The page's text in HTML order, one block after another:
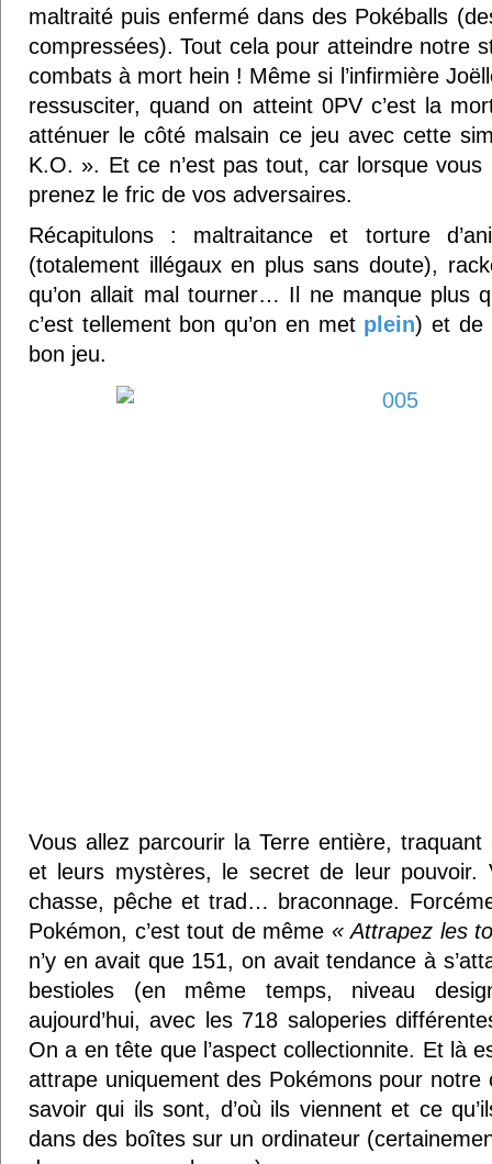
maltraité puis enfermé dans des Pokéballs
compressées). Tout cela pour atteindre notre
combats à mort hein ! Même si l’infirmière
ressusciter, quand on atteint 0PV c’est la
atténuer le côté malsain ce jeu avec cette
K.O. ». Et ce n’est pas tout, car lorsque
prenez le fric de vos adversaires.
Récapitulons : maltraitance et torture
(totalement illégaux en plus sans doute),
qu’on allait mal tourner… Il ne manque plus
c’est tellement bon qu’on en met plein) et de
bon jeu.
Vous allez parcourir la Terre entière,
et leurs mystères, le secret de leur pouvoir.
chasse, pêche et trad… braconnage.
Pokémon, c’est tout de même « Attrapez les
n’y en avait que 151, on avait tendance à
bestioles (en même temps, niveau
aujourd’hui, avec les 718 saloperies
On a en tête que l’aspect collectionnite. Et là
attrape uniquement des Pokémons pour notre
savoir qui ils sont, d’où ils viennent et ce
dans des boîtes sur un ordinateur